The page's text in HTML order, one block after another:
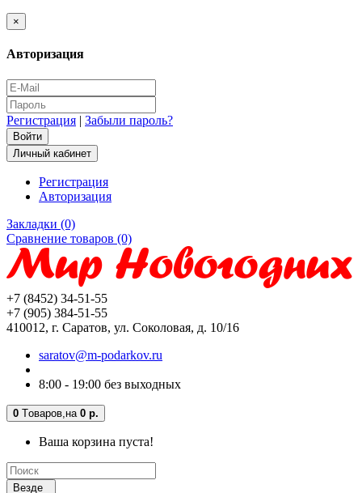
×
Авторизация
Регистрация | Забыли пароль?
Личный кабинет
Регистрация
Авторизация
Закладки (0)
Сравнение товаров (0)
+7 (8452) 34-51-55
+7 (905) 384-51-55
410012, г. Саратов, ул. Соколовая, д. 10/16
saratov@m-podarkov.ru
8:00 - 19:00 без выходных
0 Tоваров, на 0 р.
Ваша корзина пуста!
Везде